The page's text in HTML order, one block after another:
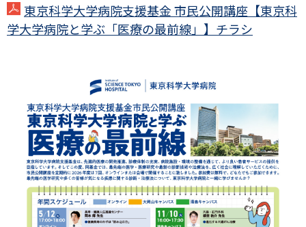
東京科学大学病院支援基金 市民公開講座【東京科
学大学病院と学ぶ「医療の最前線」】チラシ